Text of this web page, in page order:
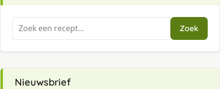
Zoeken
naar:
Zoek
Nieuwsbrief